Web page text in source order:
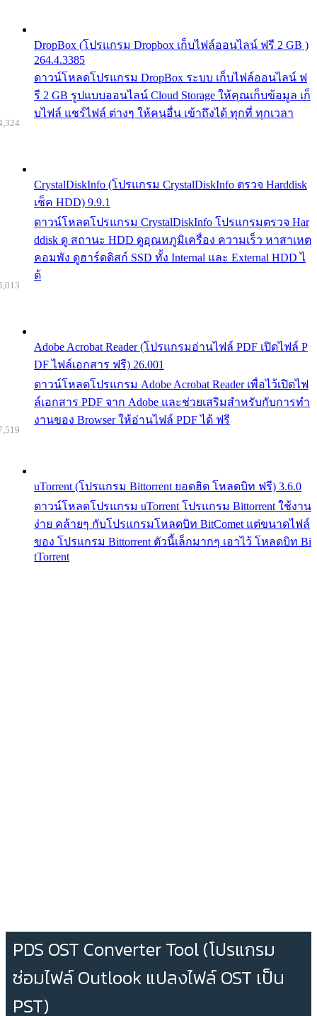
DropBox (โปรแกรม Dropbox เก็บไฟล์ออนไลน์ ฟรี 2 GB )
264.4.3385
ดาวน์โหลดโปรแกรม DropBox ระบบ เก็บไฟล์ออนไลน์ ฟ
รี 2 GB รูปแบบออนไลน์ Cloud Storage ให้คุณเก็บข้อมูล เก็
บไฟล์ แชร์ไฟล์ ต่างๆ ให้คนอื่น เข้าถึงได้ ทุกที่ ทุกเวลา
CrystalDiskInfo (โปรแกรม CrystalDiskInfo ตรวจ Harddisk
เช็ค HDD) 9.9.1
ดาวน์โหลดโปรแกรม CrystalDiskInfo โปรแกรมตรวจ Har
ddisk ดู สถานะ HDD ดูอุณหภูมิเครื่อง ความเร็ว หาสาเหต
คอมพัง ดูฮาร์ดดิสก์ SSD ทั้ง Internal และ External HDD ไ
ด้
Adobe Acrobat Reader (โปรแกรมอ่านไฟล์ PDF เปิดไฟล์ P
DF ไฟล์เอกสาร ฟรี) 26.001
ดาวน์โหลดโปรแกรม Adobe Acrobat Reader เพื่อไว้เปิดไฟ
ล์เอกสาร PDF จาก Adobe และช่วยเสริมสำหรับกับการทำ
งานของ Browser ให้อ่านไฟล์ PDF ได้ ฟรี
uTorrent (โปรแกรม Bittorrent ยอดฮิต โหลดบิท ฟรี) 3.6.0
ดาวน์โหลดโปรแกรม uTorrent โปรแกรม Bittorrent ใช้งาน
ง่าย คล้ายๆ กับโปรแกรมโหลดบิท BitComet แต่ขนาดไฟล์
ของ โปรแกรม Bittorrent ตัวนี้เล็กมากๆ เอาไว้ โหลดบิท Bi
tTorrent
PDS OST Converter Tool (โปรแกรม
ซ่อมไฟล์ Outlook แปลงไฟล์ OST เป็น
PST)